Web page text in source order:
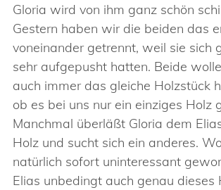
Gloria wird von ihm ganz schön
Gestern haben wir die beiden das
voneinander getrennt, weil sie sich
sehr aufgepusht hatten. Beide
auch immer das gleiche Holzstück
ob es bei uns nur ein einziges Holz
Manchmal überläßt Gloria dem
Holz und sucht sich ein anderes.
natürlich sofort uninteressant
Elias unbedingt auch genau dieses